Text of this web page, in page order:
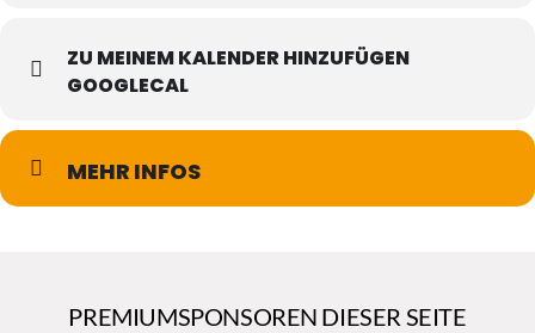
ZU MEINEM KALENDER HINZUFÜGEN
GOOGLECAL
MEHR INFOS
PREMIUMSPONSOREN DIESER SEITE